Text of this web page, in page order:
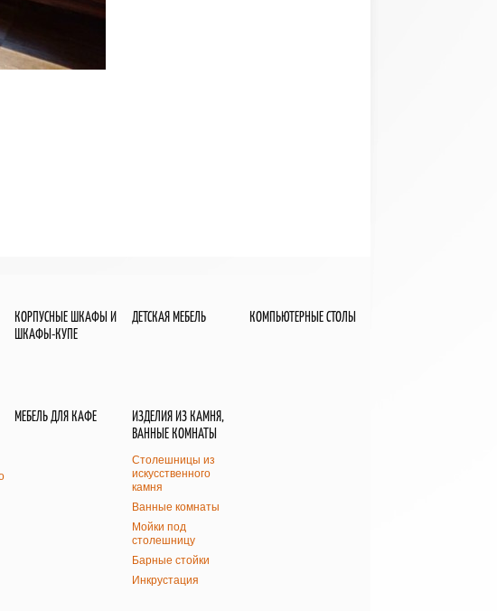
КОРПУСНЫЕ ШКАФЫ И
ШКАФЫ-КУПЕ
ДЕТСКАЯ МЕБЕЛЬ КОМПЬЮТЕРНЫЕ СТОЛЫ
МЕБЕЛЬ ДЛЯ КАФЕ
ИЗДЕЛИЯ ИЗ КАМНЯ,
ВАННЫЕ КОМНАТЫ
Столешницы из
искусственного
камня
Ванные комнаты
Мойки под
столешницу
Барные стойки
Инкрустация